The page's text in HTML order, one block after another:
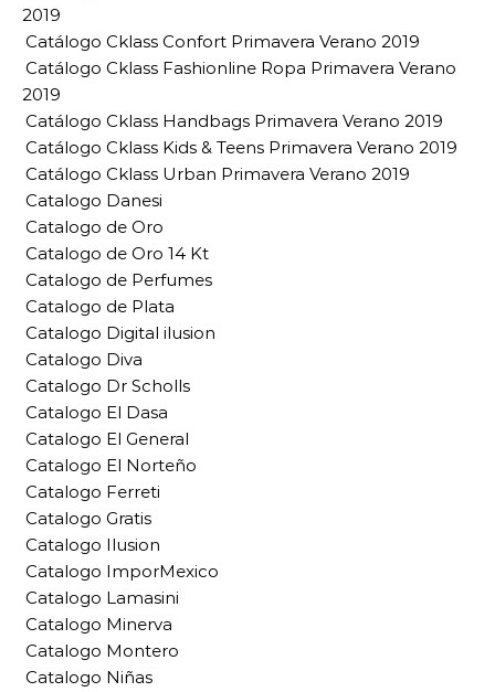
2019
Catálogo Cklass Confort Primavera Verano 2019
Catálogo Cklass Fashionline Ropa Primavera Verano
2019
Catálogo Cklass Handbags Primavera Verano 2019
Catálogo Cklass Kids & Teens Primavera Verano 2019
Catálogo Cklass Urban Primavera Verano 2019
Catalogo Danesi
Catalogo de Oro
Catalogo de Oro 14 Kt
Catalogo de Perfumes
Catalogo de Plata
Catalogo Digital ilusion
Catalogo Diva
Catalogo Dr Scholls
Catalogo El Dasa
Catalogo El General
Catalogo El Norteño
Catalogo Ferreti
Catalogo Gratis
Catalogo Ilusion
Catalogo ImporMexico
Catalogo Lamasini
Catalogo Minerva
Catalogo Montero
Catalogo Niñas